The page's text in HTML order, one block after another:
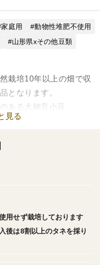
家庭用
動物性堆肥不使用
山形県xその他豆類
栽培10年以上の畑で収
となります。
ある大納言小豆。
ていて破れにくいのが特
、他の商品も一緒に注文
をご用意しますのでご注
せ。
しています。
見る
用せず栽培しております
後は8割以上のタネを採り